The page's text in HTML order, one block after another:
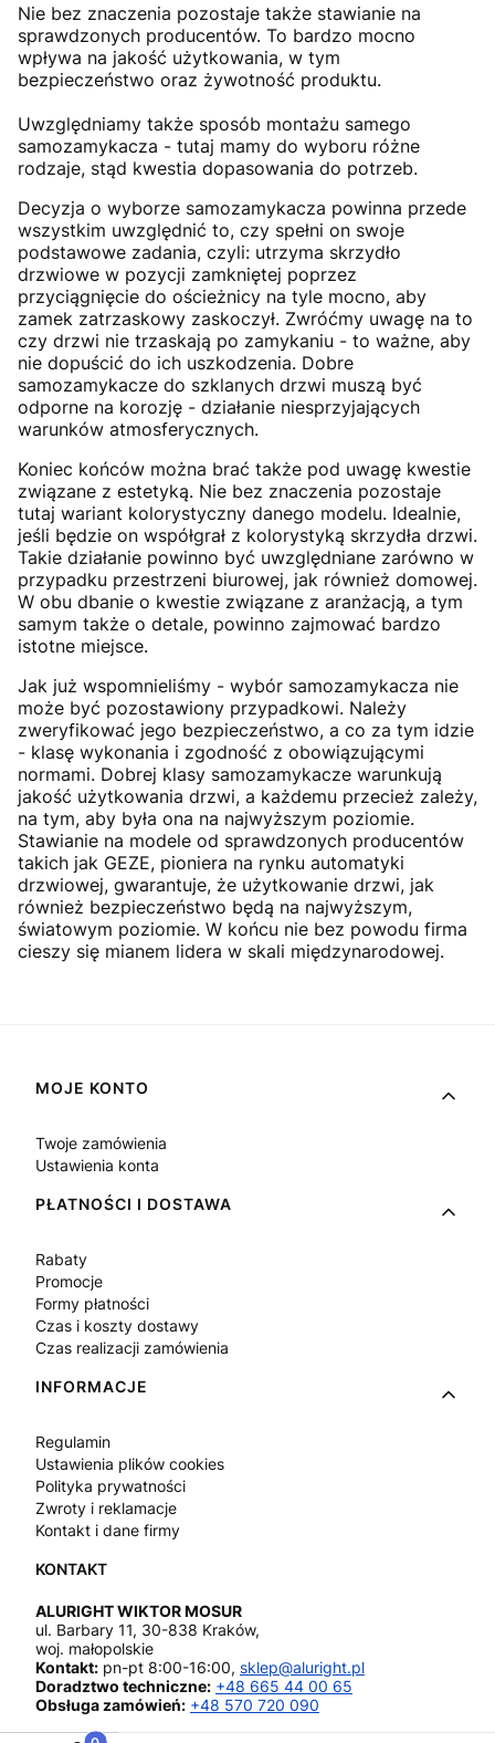
Nie bez znaczenia pozostaje także stawianie na
sprawdzonych producentów. To bardzo mocno
wpływa na jakość użytkowania, w tym
bezpieczeństwo oraz żywotność produktu.
Uwzględniamy także sposób montażu samego
samozamykacza - tutaj mamy do wyboru różne
rodzaje, stąd kwestia dopasowania do potrzeb.
Decyzja o wyborze samozamykacza powinna przede
wszystkim uwzględnić to, czy spełni on swoje
podstawowe zadania, czyli: utrzyma skrzydło
drzwiowe w pozycji zamkniętej poprzez
przyciągnięcie do ościeżnicy na tyle mocno, aby
zamek zatrzaskowy zaskoczył. Zwróćmy uwagę na to
czy drzwi nie trzaskają po zamykaniu - to ważne, aby
nie dopuścić do ich uszkodzenia. Dobre
samozamykacze do szklanych drzwi muszą być
odporne na korozję - działanie niesprzyjających
warunków atmosferycznych.
Koniec końców można brać także pod uwagę kwestie
związane z estetyką. Nie bez znaczenia pozostaje
tutaj wariant kolorystyczny danego modelu. Idealnie,
jeśli będzie on współgrał z kolorystyką skrzydła drzwi.
Takie działanie powinno być uwzględniane zarówno w
przypadku przestrzeni biurowej, jak również domowej.
W obu dbanie o kwestie związane z aranżacją, a tym
samym także o detale, powinno zajmować bardzo
istotne miejsce.
Jak już wspomnieliśmy - wybór samozamykacza nie
może być pozostawiony przypadkowi. Należy
zweryfikować jego bezpieczeństwo, a co za tym idzie
- klasę wykonania i zgodność z obowiązującymi
normami. Dobrej klasy samozamykacze warunkują
jakość użytkowania drzwi, a każdemu przecież zależy,
na tym, aby była ona na najwyższym poziomie.
Stawianie na modele od sprawdzonych producentów
takich jak GEZE, pioniera na rynku automatyki
drzwiowej, gwarantuje, że użytkowanie drzwi, jak
również bezpieczeństwo będą na najwyższym,
światowym poziomie. W końcu nie bez powodu firma
cieszy się mianem lidera w skali międzynarodowej.
Linki w stopce
MOJE KONTO
Twoje zamówienia
Ustawienia konta
PŁATNOŚCI I DOSTAWA
Rabaty
Promocje
Formy płatności
Czas i koszty dostawy
Czas realizacji zamówienia
INFORMACJE
Regulamin
Ustawienia plików cookies
Polityka prywatności
Zwroty i reklamacje
Kontakt i dane firmy
ALURIGHT WIKTOR MOSUR
ul. Barbary 11, 30-838 Kraków,
woj. małopolskie
Kontakt: pn-pt 8:00-16:00, sklep@aluright.pl
Doradztwo techniczne: +48 665 44 00 65
Obsługa zamówień: +48 570 720 090